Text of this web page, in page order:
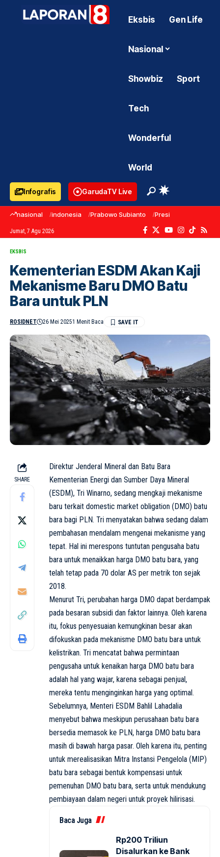
Eksbis Gen Life
Nasional
Showbiz Sport
Tech
Wonderful
World
Infografis GarudaTV Live
nasional indonesia Prabowo Subianto Presiden Prabowo
Jumat, 7 Agu 2026
EKSBIS
Kementerian ESDM Akan Kaji
Mekanisme Baru DMO Batu
Bara untuk PLN
ROSIDNET 26 Mei 20251 Menit Baca
SHARE
Direktur Jenderal Mineral dan Batu Bara
Kementerian Energi dan Sumber Daya Mineral
(ESDM), Tri Winarno, sedang mengkaji mekanisme
baru terkait domestic market obligation (DMO) batu
bara bagi PLN. Tri menyatakan bahwa sedang dalam
pembahasan mendalam mengenai mekanisme yang
tepat. Hal ini merespons tuntutan pengusaha batu
bara untuk menaikkan harga DMO batu bara, yang
telah tetap pada 70 dolar AS per metrik ton sejak
2018.
Menurut Tri, perubahan harga DMO dapat berdampak
pada besaran subsidi dan faktor lainnya. Oleh karena
itu, fokus penyesuaian kemungkinan besar akan
difokuskan pada mekanisme DMO batu bara untuk
kelistrikan. Tri mencatat bahwa permintaan
pengusaha untuk kenaikan harga DMO batu bara
adalah hal yang wajar, karena sebagai penjual,
mereka tentu menginginkan harga yang optimal.
Sebelumnya, Menteri ESDM Bahlil Lahadalia
menyebut bahwa meskipun perusahaan batu bara
bersedia memasok ke PLN, harga DMO batu bara
masih di bawah harga pasar. Oleh karena itu, penting
untuk merealisasikan Mitra Instansi Pengelola (MIP)
batu bara sebagai bentuk kompensasi untuk
pemenuhan DMO batu bara, serta untuk mendukung
pembiayaan dalam negeri untuk proyek hilirisasi.
Baca Juga
Rp200 Triliun
Disalurkan ke Bank